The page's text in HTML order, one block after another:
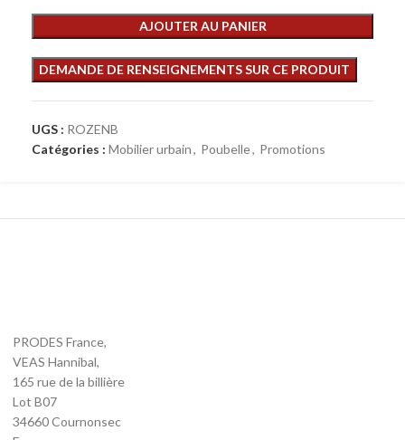
AJOUTER AU PANIER
UGS : ROZENB
Catégories : Mobilier urbain, Poubelle, Promotions
PRODES France,
VEAS Hannibal,
165 rue de la billière
Lot B07
34660 Cournonsec